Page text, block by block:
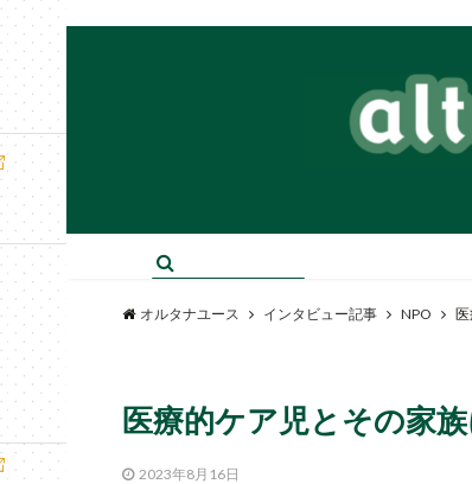
オルタナユース インタビュー記事 NPO
医療的ケア児とその家
2023年8月16日